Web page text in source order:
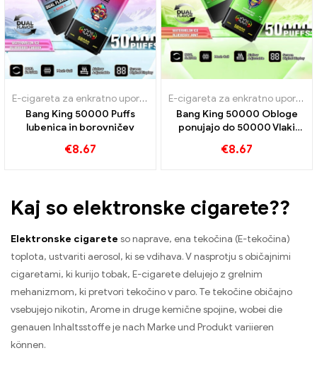
E-cigareta za enkratno uporabo z nikotinom , E-cigarete za
Bang King 50000 Puffs
lubenica in borovničev
€8.67
E-cigareta za enkratno uporabo z nikotinom
Bang King 50000 Obloge
ponujajo do 50000 Vlaki
borovničeve mete
€8.67
Kaj so elektronske cigarete??
Elektronske cigarete so naprave, ena tekočina (E-tekočina)
toplota, ustvariti aerosol, ki se vdihava. V nasprotju s običajnimi
cigaretami, ki kurijo tobak, E-cigarete delujejo z grelnim
mehanizmom, ki pretvori tekočino v paro. Te tekočine običajno
vsebujejo nikotin, Arome in druge kemične spojine, wobei die
genauen Inhaltsstoffe je nach Marke und Produkt variieren
können.